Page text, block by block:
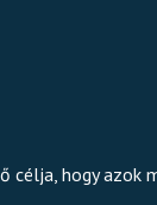
célja, hogy azok